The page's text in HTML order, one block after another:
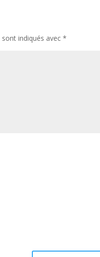
sont indiqués avec*